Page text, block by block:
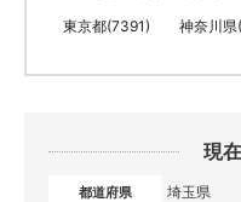
東京都(7391) 神奈川
現
都道府県 埼玉県